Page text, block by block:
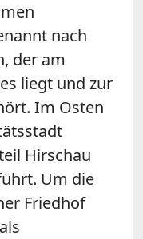
nach
der am
liegt und zur
Im Osten
Hirschau
Um die
Friedhof